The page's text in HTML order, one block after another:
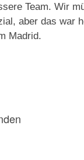
Team. Wir
aber das war
Madrid.